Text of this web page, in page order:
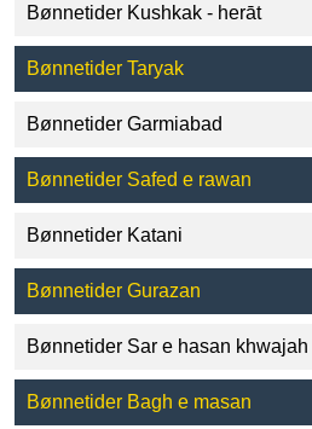
Bønnetider Kushkak - herāt
Bønnetider Taryak
Bønnetider Garmiabad
Bønnetider Safed e rawan
Bønnetider Katani
Bønnetider Gurazan
Bønnetider Sar e hasan khwajah
Bønnetider Bagh e masan